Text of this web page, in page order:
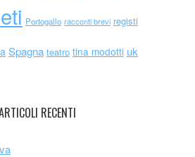
Portogallo racconti brevi registi
Spagna teatro tina modotti uk
RECENTI